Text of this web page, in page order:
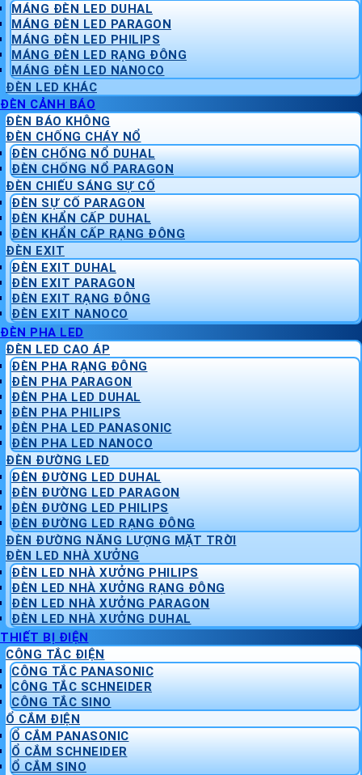
MÁNG ĐÈN LED DUHAL
MÁNG ĐÈN LED PARAGON
MÁNG ĐÈN LED PHILIPS
MÁNG ĐÈN LED RẠNG ĐÔNG
MÁNG ĐÈN LED NANOCO
ĐÈN LED KHÁC
ĐÈN CẢNH BÁO
ĐÈN BÁO KHÔNG
ĐÈN CHỐNG CHÁY NỔ
ĐÈN CHỐNG NỔ DUHAL
ĐÈN CHỐNG NỔ PARAGON
ĐÈN CHIẾU SÁNG SỰ CỐ
ĐÈN SỰ CỐ PARAGON
ĐÈN KHẨN CẤP DUHAL
ĐÈN KHẨN CẤP RẠNG ĐÔNG
ĐÈN EXIT
ĐÈN EXIT DUHAL
ĐÈN EXIT PARAGON
ĐÈN EXIT RẠNG ĐÔNG
ĐÈN EXIT NANOCO
ĐÈN PHA LED
ĐÈN LED CAO ÁP
ĐÈN PHA RẠNG ĐÔNG
ĐÈN PHA PARAGON
ĐÈN PHA LED DUHAL
ĐÈN PHA PHILIPS
ĐÈN PHA LED PANASONIC
ĐÈN PHA LED NANOCO
ĐÈN ĐƯỜNG LED
ĐÈN ĐƯỜNG LED DUHAL
ĐÈN ĐƯỜNG LED PARAGON
ĐÈN ĐƯỜNG LED PHILIPS
ĐÈN ĐƯỜNG LED RẠNG ĐÔNG
ĐÈN ĐƯỜNG NĂNG LƯỢNG MẶT TRỜI
ĐÈN LED NHÀ XƯỞNG
ĐÈN LED NHÀ XƯỞNG PHILIPS
ĐÈN LED NHÀ XƯỞNG RẠNG ĐÔNG
ĐÈN LED NHÀ XƯỞNG PARAGON
ĐÈN LED NHÀ XƯỞNG DUHAL
THIẾT BỊ ĐIỆN
CÔNG TẮC ĐIỆN
CÔNG TẮC PANASONIC
CÔNG TẮC SCHNEIDER
CÔNG TẮC SINO
Ổ CẮM ĐIỆN
Ổ CẮM PANASONIC
Ổ CẮM SCHNEIDER
Ổ CẮM SINO